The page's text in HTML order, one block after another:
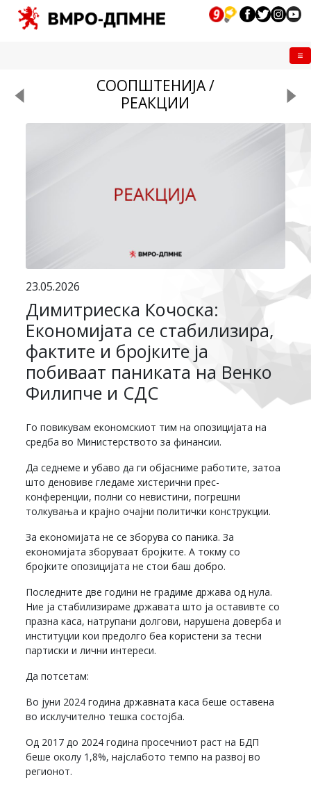
СООПШТЕНИЈА /
РЕАКЦИИ
23.05.2026
Димитриеска Кочоска:
Економијата се стабилизира,
фактите и бројките ја
побиваат паниката на Венко
Филипче и СДС
Го повикувам економскиот тим на опозицијата на
средба во Министерството за финансии.
Да седнеме и убаво да ги објасниме работите, затоа
што деновиве гледаме хистерични прес-
конференции, полни со невистини, погрешни
толкувања и крајно очајни политички конструкции.
За економијата не се зборува со паника. За
економијата зборуваат бројките. А токму со
бројките опозицијата не стои баш добро.
Последните две години не градиме држава од нула.
Ние ја стабилизираме државата што ја оставивте со
празна каса, натрупани долгови, нарушена доверба и
институции кои предолго беа користени за тесни
партиски и лични интереси.
Да потсетам:
Во јуни 2024 година државната каса беше оставена
во исклучително тешка состојба.
Од 2017 до 2024 година просечниот раст на БДП
беше околу 1,8%, најслабото темпо на развој во
регионот.